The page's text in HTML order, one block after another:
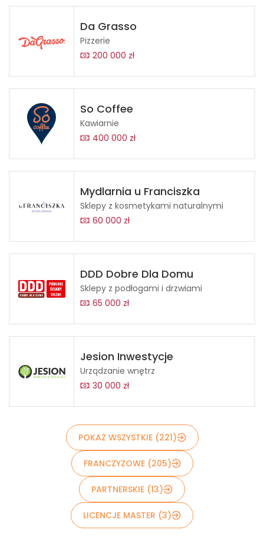
Da Grasso
Pizzerie
200 000 zł
So Coffee
Kawiarnie
400 000 zł
Mydlarnia u Franciszka
Sklepy z kosmetykami naturalnymi
60 000 zł
DDD Dobre Dla Domu
Sklepy z podłogami i drzwiami
65 000 zł
Jesion Inwestycje
Urządzanie wnętrz
30 000 zł
POKAŻ WSZYSTKIE (221)
FRANCZYZOWE (205)
PARTNERSKIE (13)
LICENCJE MASTER (3)